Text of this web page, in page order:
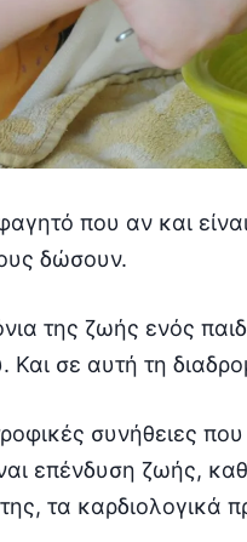
που αν και
δώσουν.
της ζωής ενός
Και σε αυτή τη
συνήθειες
επένδυση ζωής,
τα καρδιολογικά